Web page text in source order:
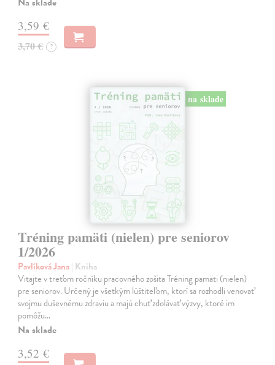
3,59 €
3,70 € ?
na sklade
Tréning pamäti (nielen) pre seniorov
1/2026
Pavlíková Jana| Kniha
Vitajte v treťom ročníku pracovného zošita Tréning pamäti (nielen)
pre seniorov. Určený je všetkým lúštiteľom, ktorí sa rozhodli venovať
svojmu duševnému zdraviu a majú chuť zdolávať výzvy, ktoré im
pomôžu…
Na sklade
3,52 €